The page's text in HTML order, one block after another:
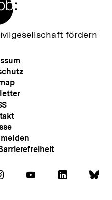
fördern
Auf
Folgen Folgen